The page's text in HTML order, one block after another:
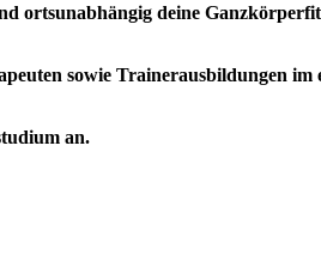
ortsunabhängig deine
sowie Trainerausbildungen
an.